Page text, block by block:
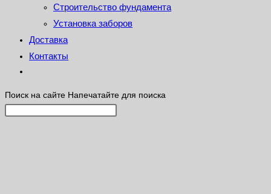
Строительство фундамента
Установка заборов
Доставка
Контакты
Поиск на сайте Напечатайте для поиска